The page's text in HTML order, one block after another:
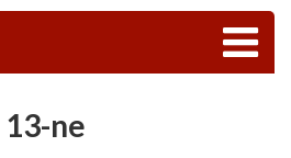
13-ne